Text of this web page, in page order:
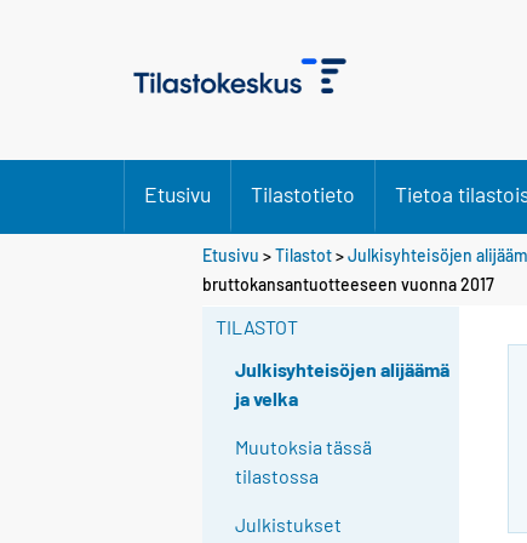
Etusivu Tilastotieto Tietoa
Etusivu >Tilastot>Julkisyhteisöjen
bruttokansantuotteeseen vuonna 2017
TILASTOT
Julkisyhteisöjen alijäämä
ja velka
Muutoksia tässä
tilastossa
Julkistukset
Y
o
Y
o